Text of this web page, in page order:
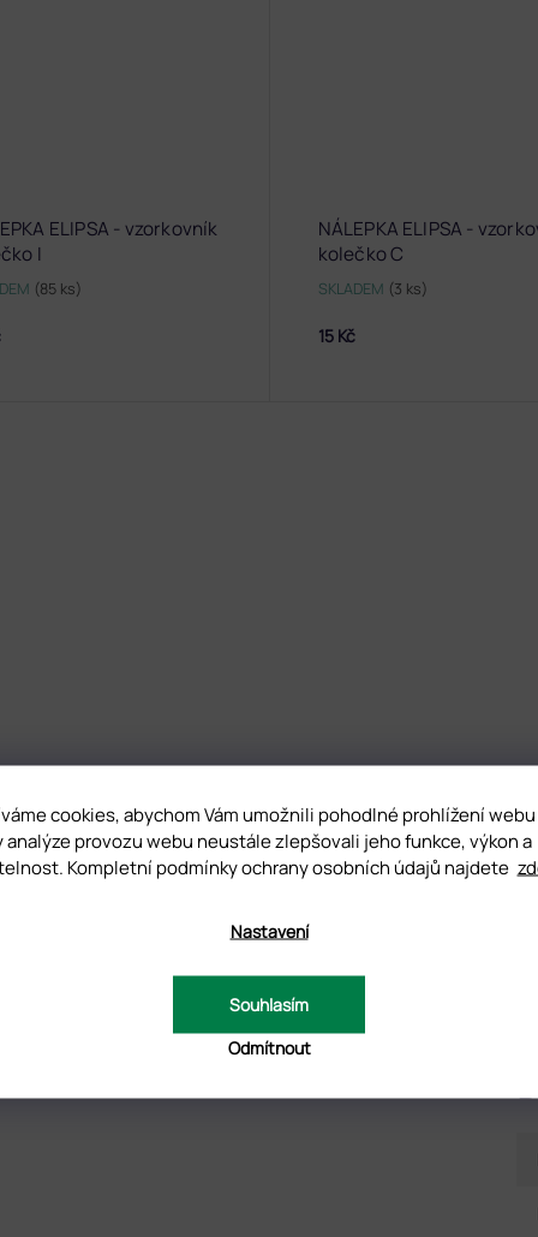
cookies, abychom Vám umožnili pohodlné prohlížení webu
analýze provozu webu neustále zlepšovali jeho funkce, výkon a
Kompletní podmínky ochrany osobních údajů najdete
Nastavení
Odmítnout
Souhlasím
ELIPSA - vzorkovník
I
(85 ks)
NÁLEPKA ELIPSA -
kolečko C
SKLADEM (3 ks)
15 Kč
DISKUZE